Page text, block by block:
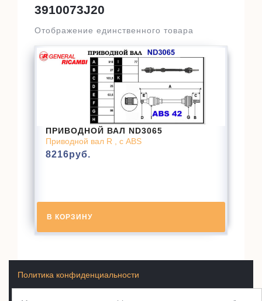
3910073J20
Отображение единственного товара
ПРИВОДНОЙ ВАЛ ND3065
Приводной вал R , с ABS
8216руб.
В КОРЗИНУ
Политика конфиденциальности